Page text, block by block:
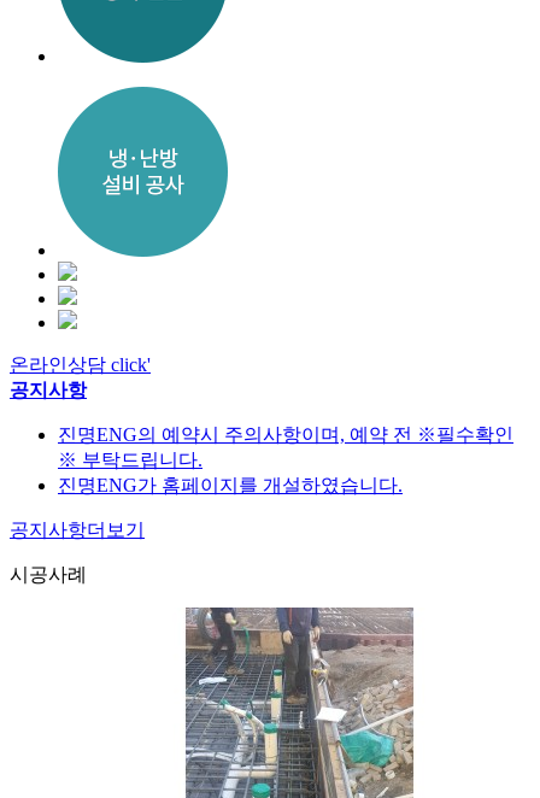
온라인상담 click'
공지사항
진명ENG의 예약시 주의사항이며, 예약 전 ※필수확인
※ 부탁드립니다.
진명ENG가 홈페이지를 개설하였습니다.
공지사항더보기
시공사례